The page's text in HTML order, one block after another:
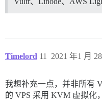
Timelord 2021 年1 月
11
我想补充一点，并非所有
的 VPS 采用 KVM 虚拟化